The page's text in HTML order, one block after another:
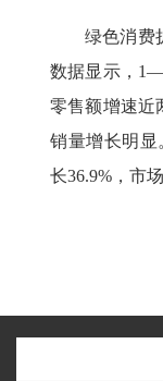
绿色消费
数据显示，
零售额增速近
销量增长明显
长36.9%，市